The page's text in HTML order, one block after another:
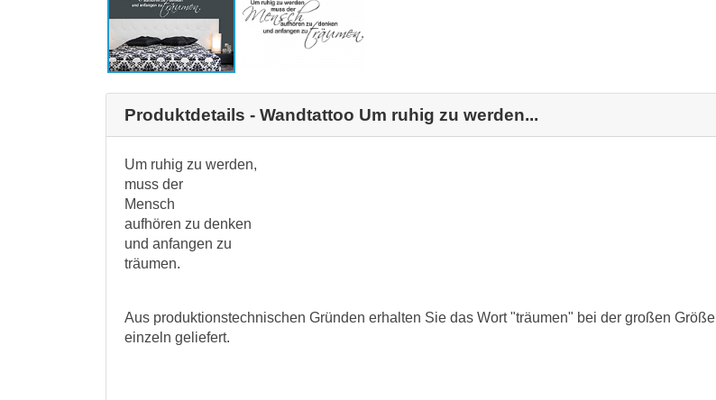
Produktdetails - Wandtattoo Um ruhig zu werden...
Um ruhig zu werden,
muss der
Mensch
aufhören zu denken
und anfangen zu
träumen.
Aus produktionstechnischen Gründen erhalten Sie das Wort "träumen" bei der großen Größe
einzeln geliefert.